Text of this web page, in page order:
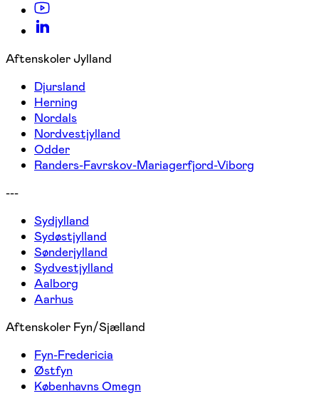
Aftenskoler Jylland
Djursland
Herning
Nordals
Nordvestjylland
Odder
Randers-Favrskov-Mariagerfjord-Viborg
---
Sydjylland
Sydøstjylland
Sønderjylland
Sydvestjylland
Aalborg
Aarhus
Aftenskoler Fyn/Sjælland
Fyn-Fredericia
Østfyn
Københavns Omegn